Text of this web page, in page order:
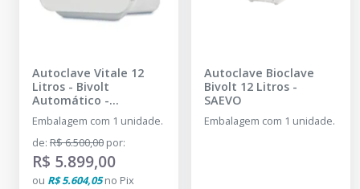
Autoclave Vitale 12
Litros - Bivolt
Automático -
CRISTÓFOLI
Embalagem com 1 unidade.
de: R$ 6.500,00 por:
R$ 5.899,00
ou R$ 5.604,05no Pix
Autoclave Bioclave
Bivolt 12 Litros -
SAEVO
Embalagem com 1 unidade.